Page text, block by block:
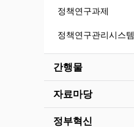
정책연구과제
정책연구관리시스템
간행물
자료마당
정부혁신